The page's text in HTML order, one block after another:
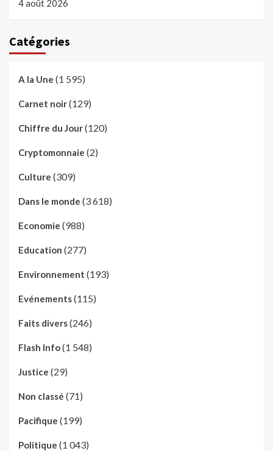
4 août 2026
Catégories
A la Une (1 595)
Carnet noir(129)
Chiffre du Jour(120)
Cryptomonnaie (2)
Culture (309)
Dans le monde (3 618)
Economie (988)
Education (277)
Environnement (193)
Evénements(115)
Faits divers(246)
Flash Info(1 548)
Justice (29)
Non classé (71)
Pacifique (199)
Politique (1 043)